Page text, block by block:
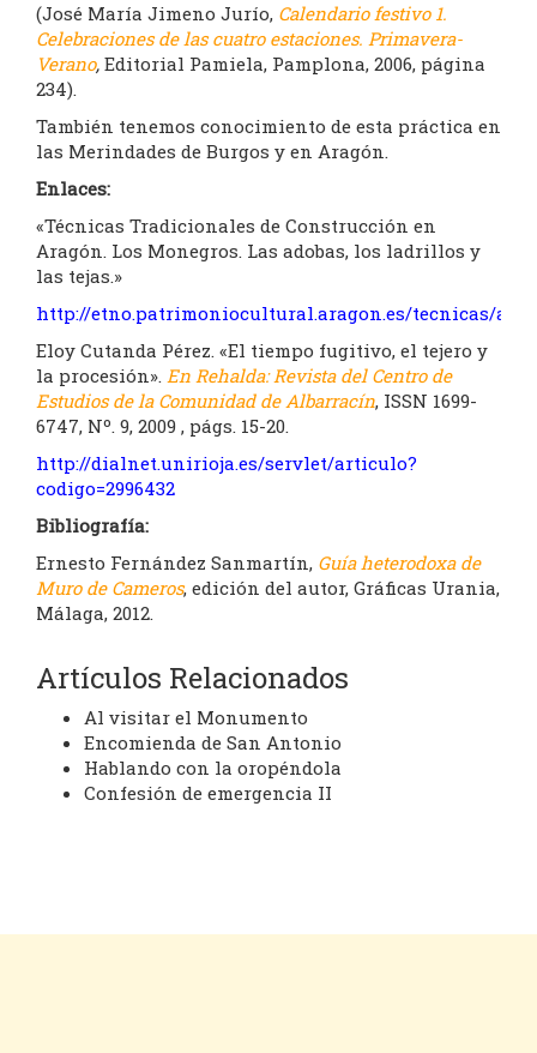
(José María Jimeno Jurío, Calendario festivo 1.
Celebraciones de las cuatro estaciones. Primavera-
Verano, Editorial Pamiela, Pamplona, 2006, página
234).
También tenemos conocimiento de esta práctica en
las Merindades de Burgos y en Aragón.
Enlaces:
«Técnicas Tradicionales de Construcción en
Aragón. Los Monegros. Las adobas, los ladrillos y
las tejas.»
http://etno.patrimoniocultural.aragon.es/tecnicas/
Eloy Cutanda Pérez. «El tiempo fugitivo, el tejero y
la procesión». En Rehalda: Revista del Centro de
Estudios de la Comunidad de Albarracín, ISSN 1699-
6747, Nº. 9, 2009 , págs. 15-20.
http://dialnet.unirioja.es/servlet/articulo?
codigo=2996432
Bibliografía:
Ernesto Fernández Sanmartín, Guía heterodoxa de
Muro de Cameros, edición del autor, Gráficas Urania,
Málaga, 2012.
Artículos Relacionados
Al visitar el Monumento
Encomienda de San Antonio
Hablando con la oropéndola
Confesión de emergencia II